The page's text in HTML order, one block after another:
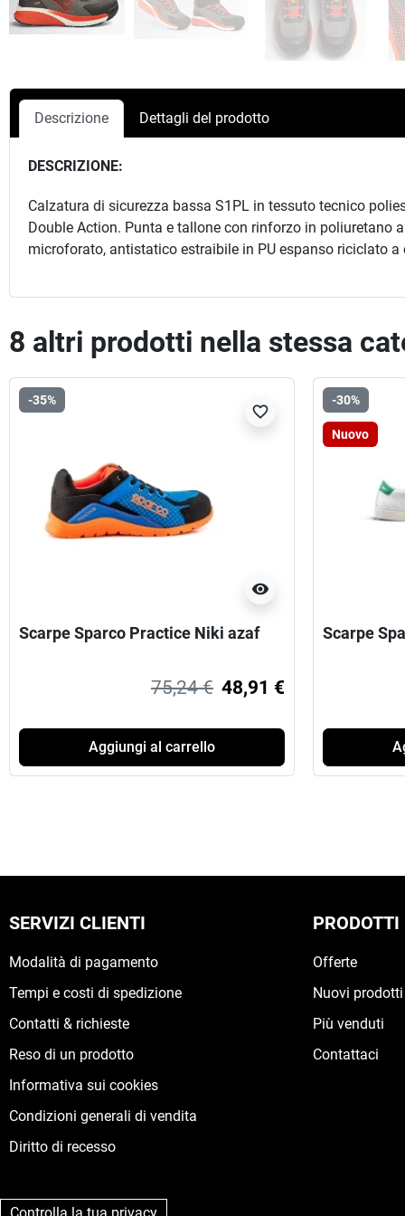
Descrizione Dettagli del prodotto
DESCRIZIONE:
Calzatura di sicurezza bassa S1PL in tessuto tecnico
Double Action. Punta e tallone con rinforzo in poliuretano
microforato, antistatico estraibile in PU espanso riciclato
8 altri prodotti nella stessa
-35%
visibility
favorite_border
Scarpe Sparco Practice Niki azaf
75,24 € 48,91 €
Aggiungi al carrello
-30%
Nuovo
Scarpe
SERVIZI CLIENTI
Modalità di pagamento
Tempi e costi di spedizione
Contatti & richieste
Reso di un prodotto
Informativa sui cookies
Condizioni generali di vendita
Diritto di recesso
PRODOTTI
Offerte
Nuovi prodotti
Più venduti
Contattaci